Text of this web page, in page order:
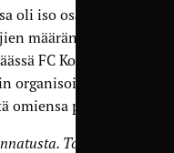
oli iso osa sillä.
määrän lisäksi
FC Kontun
organisoituneena
puolesta.
Tottakai